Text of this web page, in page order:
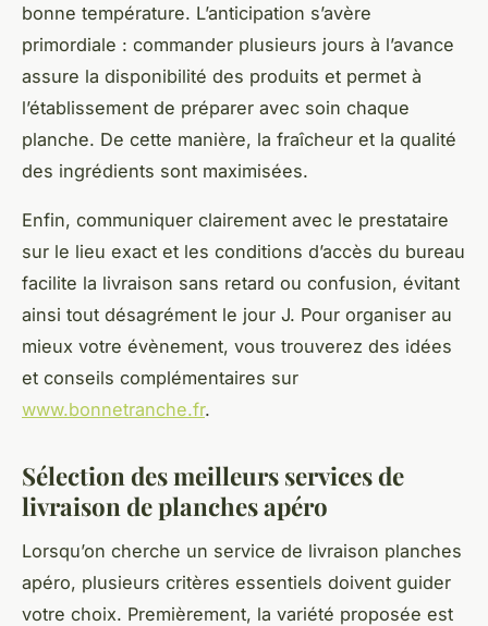
bonne température. L’anticipation s’avère
primordiale : commander plusieurs jours à l’avance
assure la disponibilité des produits et permet à
l’établissement de préparer avec soin chaque
planche. De cette manière, la fraîcheur et la qualité
des ingrédients sont maximisées.
Enfin, communiquer clairement avec le prestataire
sur le lieu exact et les conditions d’accès du bureau
facilite la livraison sans retard ou confusion, évitant
ainsi tout désagrément le jour J. Pour organiser au
mieux votre évènement, vous trouverez des idées
et conseils complémentaires sur
www.bonnetranche.fr.
Sélection des meilleurs services de
livraison de planches apéro
Lorsqu’on cherche un service de livraison planches
apéro, plusieurs critères essentiels doivent guider
votre choix. Premièrement, la variété proposée est